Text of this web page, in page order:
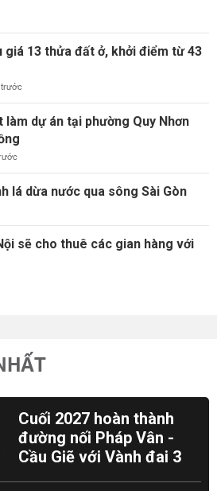
giá 13 thửa đất ở, khởi điểm từ 43
làm dự án tại phường Quy Nhơn
lá dừa nước qua sông Sài Gòn
sẽ cho thuê các gian hàng với
Cuối 2027 hoàn thành
đường nối Pháp Vân -
Cầu Giẽ với Vành đai 3